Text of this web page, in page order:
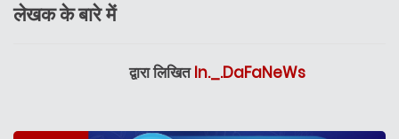
लेखक के बारे में
द्वारा लिखितIn._.DaFaNeWs